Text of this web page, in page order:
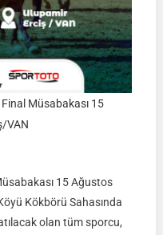
Final Müsabakası 15
VAN
15 Ağustos
Kökbörü Sahasında
olan tüm sporcu,